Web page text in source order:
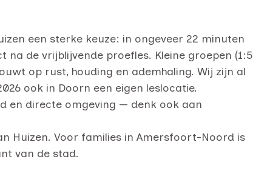
een sterke keuze: in ongeveer 22 minuten
de vrijblijvende proefles. Kleine groepen (1:5
op rust, houding en ademhaling. Wij zijn al
ook in Doorn een eigen leslocatie.
en directe omgeving — denk ook aan
Huizen. Voor families in Amersfoort-Noord is
van de stad.